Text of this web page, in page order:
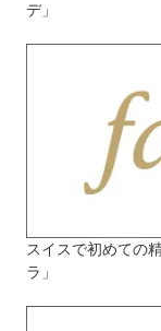
デ」
スイスで初めての
ラ」